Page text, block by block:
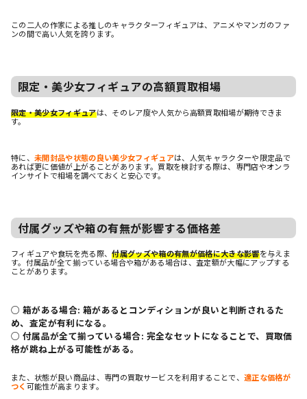
この二人の作家による推しのキャラクターフィギュアは、アニメやマンガのファ
ンの間で高い人気を誇ります。
限定・美少女フィギュアの高額買取相場
限定・美少女フィギュアは、そのレア度や人気から高額買取相場が期待できま
す。
特に、未開封品や状態の良い美少女フィギュアは、人気キャラクターや限定品で
あれば更に価値が上がることがあります。買取を検討する際は、専門店やオンラ
インサイトで相場を調べておくと安心です。
付属グッズや箱の有無が影響する価格差
フィギュアや食玩を売る際、付属グッズや箱の有無が価格に大きな影響を与えま
す。付属品が全て揃っている場合や箱がある場合は、査定額が大幅にアップする
ことがあります。
○ 箱がある場合: 箱があるとコンディションが良いと判断されるた
め、査定が有利になる。
○ 付属品が全て揃っている場合: 完全なセットになることで、買取価
格が跳ね上がる可能性がある。
また、状態が良い商品は、専門の買取サービスを利用することで、適正な価格が
つく可能性が高まります。